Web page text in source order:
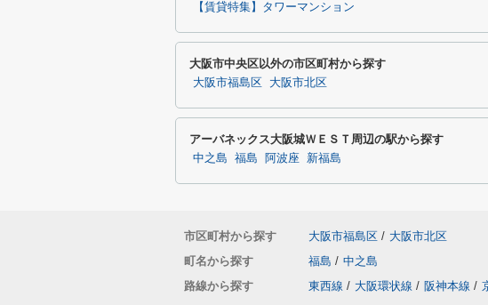
【賃貸特集】タワーマンション
大阪市中央区以外の市区町村から探す
大阪市福島区 大阪市北区
アーバネックス大阪城ＷＥＳＴ周辺の駅から探す
中之島 福島 阿波座 新福島
市区町村から探す 大阪市福島区 / 大阪市北区
町名から探す
福島 / 中之島
路線から探す
東西線 / 大阪環状線 / 阪神本線 /